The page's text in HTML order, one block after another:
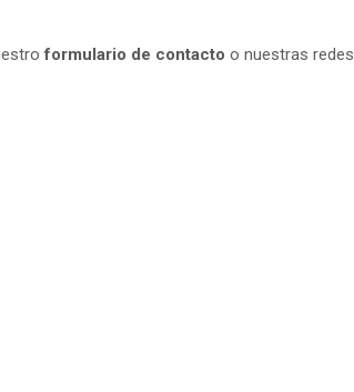
formulario de contacto o nuestras redes